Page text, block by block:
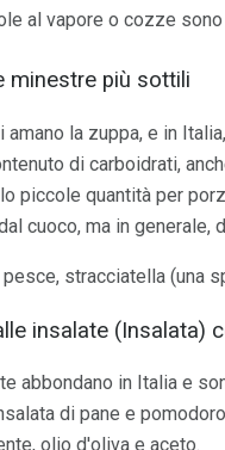
al vapore o cozze
minestre più sottili
amano la zuppa, e in
di carboidrati,
piccole quantità per
cuoco, ma in
stracciatella (una
insalate (Insalata)
abbondano in Italia e
di pane e
olio d'oliva e aceto.